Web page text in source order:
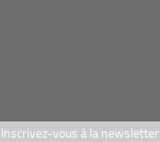
Inscrivez-vous à la newsletter